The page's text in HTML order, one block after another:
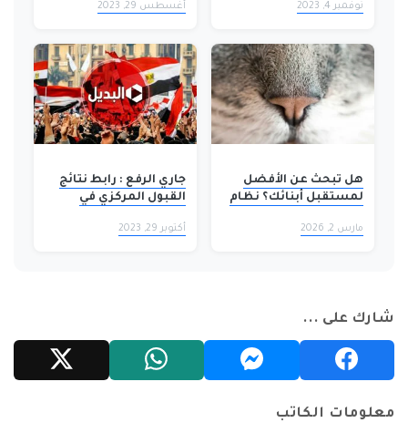
عبر موقع نتائجنا
نوفمبر 4, 2023
الجلوس جميع
أغسطس 29, 2023
هل تبحث عن الأفضل
لمستقبل أبنائك؟ نظام
الطلاب بخطوات سهلة!
مارس 2, 2026
جاري الرفع : رابط نتائج
القبول المركزي في
والمعاهد العراقية 2023
أكتوبر 29, 2023
شارك على ...
معلومات الكاتب